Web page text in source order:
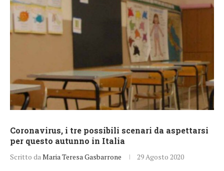
Coronavirus, i tre possibili scenari da aspettarsi
per questo autunno in Italia
Scritto da Maria Teresa Gasbarrone 29 Agosto 2020